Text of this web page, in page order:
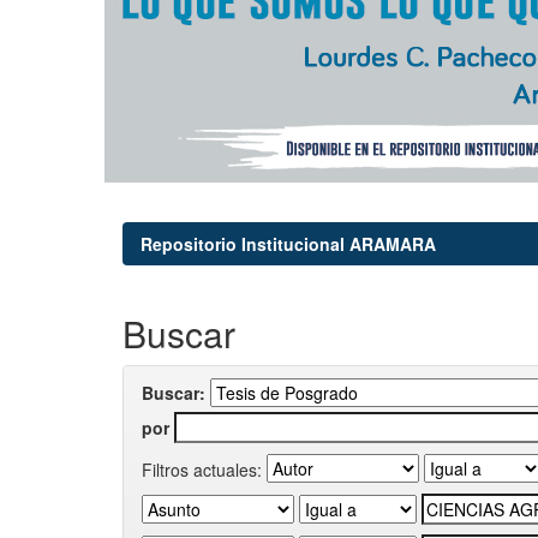
Repositorio Institucional ARAMARA
Buscar
Buscar:
por
Filtros actuales: